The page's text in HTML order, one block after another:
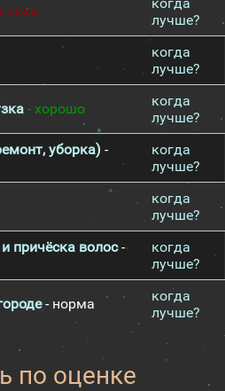
лучше?
когда
лучше?
- хорошо
когда
лучше?
уборка) -
когда
лучше?
когда
лучше?
причёска волос-
когда
лучше?
- норма
когда
лучше?
по оценке